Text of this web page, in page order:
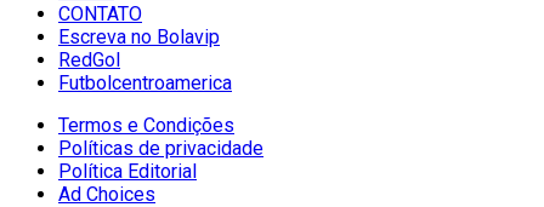
CONTATO
Escreva no Bolavip
RedGol
Futbolcentroamerica
Termos e Condições
Políticas de privacidade
Política Editorial
Ad Choices